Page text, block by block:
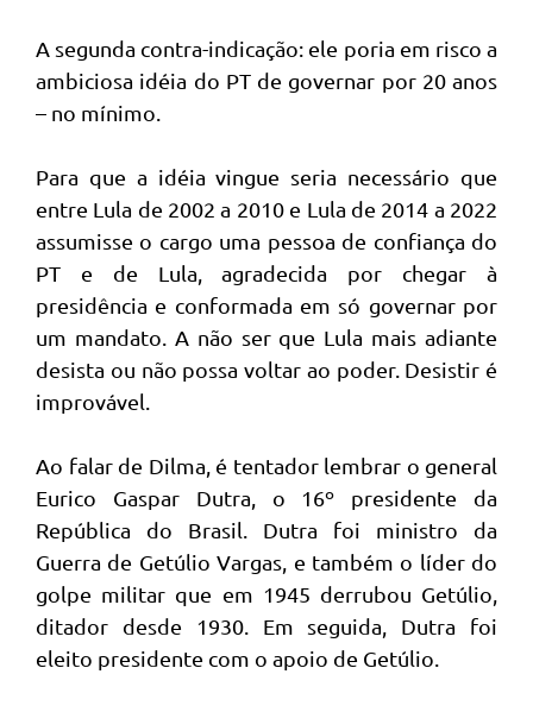
A segunda contra-indicação: ele poria em risco a
ambiciosa idéia do PT de governar por 20 anos
– no mínimo.
Para que a idéia vingue seria necessário que
entre Lula de 2002 a 2010 e Lula de 2014 a 2022
assumisse o cargo uma pessoa de confiança do
PT e de Lula, agradecida por chegar à
presidência e conformada em só governar por
um mandato. A não ser que Lula mais adiante
desista ou não possa voltar ao poder. Desistir é
improvável.
Ao falar de Dilma, é tentador lembrar o general
Eurico Gaspar Dutra, o 16º presidente da
República do Brasil. Dutra foi ministro da
Guerra de Getúlio Vargas, e também o líder do
golpe militar que em 1945 derrubou Getúlio,
ditador desde 1930. Em seguida, Dutra foi
eleito presidente com o apoio de Getúlio.